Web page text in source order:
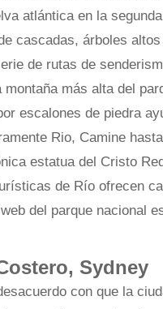
atlántica en la
cascadas, árboles
de rutas de
más alta del
escalones de piedra
Rio, Camine
estatua del Cristo
de Río ofrecen
del parque nacional
Sydney
con que la